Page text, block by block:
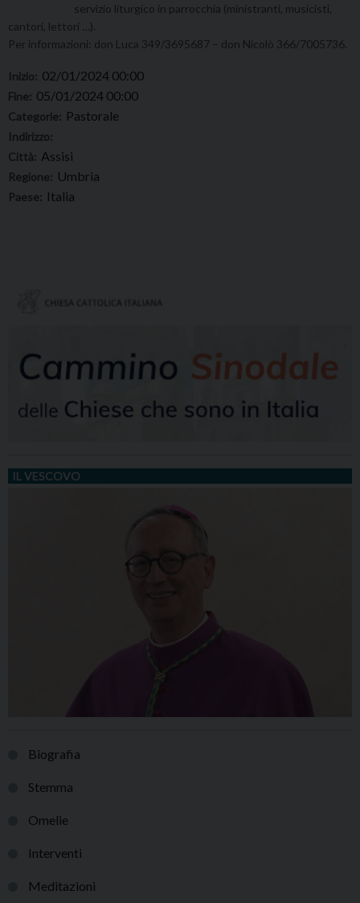
servizio liturgico in parrocchia (ministranti, musicisti,
cantori, lettori …).
Per informazioni: don Luca 349/3695687 – don Nicolò 366/7005736.
Inizio: 02/01/2024 00:00
Fine: 05/01/2024 00:00
Categorie: Pastorale
Indirizzo:
Città: Assisi
Regione: Umbria
Paese: Italia
IL VESCOVO
Biografia
Stemma
Omelie
Interventi
Meditazioni